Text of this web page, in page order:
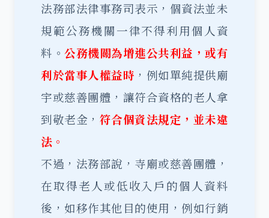
法務部法律事務司表示，個資法並未
規範公務機關一律不得利用個人資
料。公務機關為增進公共利益，或有
利於當事人權益時 ，例如單純提供廟
宇或慈善團體，讓符合資格的老人拿
到敬老金， 符合個資法規定，並未違
法。
不過，法務部說，寺廟或慈善團體，
在取得老人或低收入戶的個人資料
後，如移作其他目的使用，例如行銷